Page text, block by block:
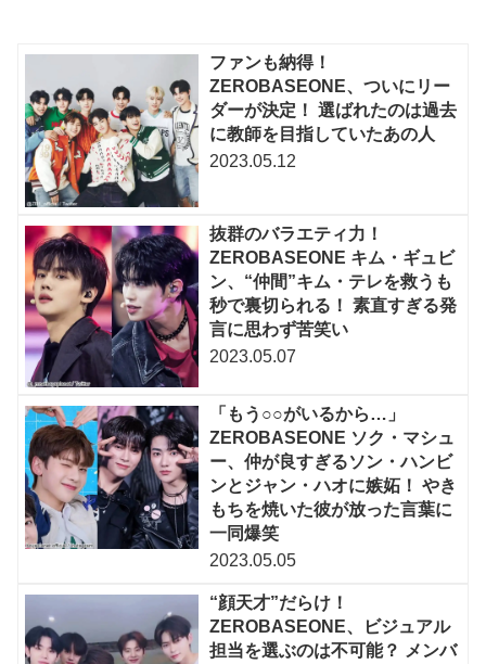
ファンも納得！
ZEROBASEONE、ついにリー
ダーが決定！ 選ばれたのは過去
に教師を目指していたあの人
2023.05.12
抜群のバラエティ力！
ZEROBASEONE キム・ギュビ
ン、“仲間”キム・テレを救うも
秒で裏切られる！ 素直すぎる発
言に思わず苦笑い
2023.05.07
「もう○○がいるから…」
ZEROBASEONE ソク・マシュ
ー、仲が良すぎるソン・ハンビ
ンとジャン・ハオに嫉妬！ やき
もちを焼いた彼が放った言葉に
一同爆笑
2023.05.05
“顔天才”だらけ！
ZEROBASEONE、ビジュアル
担当を選ぶのは不可能？ メンバ